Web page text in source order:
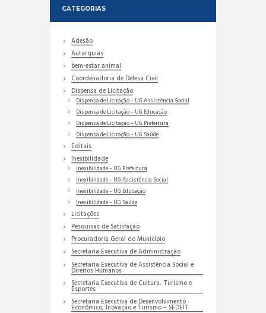
CATEGORIAS
Adesão
Autarquias
bem-estar animal
Coordenadoria de Defesa Civil
Dispensa de Licitação
Dispensa de Licitação – UG Assistência Social
Dispensa de Licitação – UG Educação
Dispensa de Licitação – UG Prefeitura
Dispensa de Licitação – UG Saúde
Editais
Inexibilidade
Inexibilidade – UG Prefeitura
Inexibilidade – UG Assistência Social
Inexibilidade – UG Educação
Inexibilidade – UG Saúde
Licitações
Pesquisas de Satisfação
Procuradoria Geral do Município
Secretaria Executiva de Administração
Secretaria Executiva de Assistência Social e
Direitos Humanos
Secretaria Executiva de Cultura, Turismo e
Esportes
Secretaria Executiva de Desenvolvimento
Econômico, Inovação e Turismo – SEDEIT